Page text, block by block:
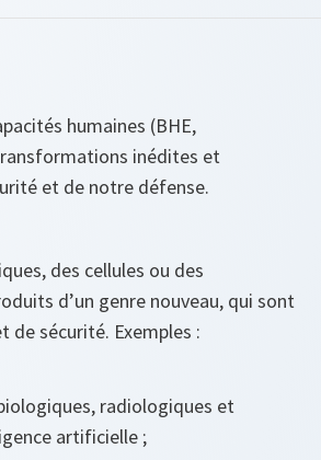
humaines (BHE,
inédites et
et de notre défense.
des cellules ou des
d’un genre nouveau, qui sont
sécurité. Exemples :
radiologiques et
artificielle ;